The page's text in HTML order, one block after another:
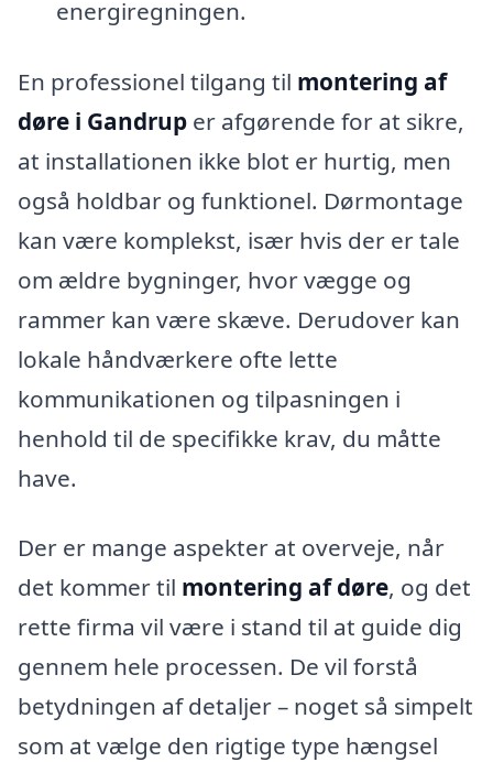
energiregningen.
En professionel tilgang til montering af
døre i Gandrup er afgørende for at sikre,
at installationen ikke blot er hurtig, men
også holdbar og funktionel. Dørmontage
kan være komplekst, især hvis der er tale
om ældre bygninger, hvor vægge og
rammer kan være skæve. Derudover kan
lokale håndværkere ofte lette
kommunikationen og tilpasningen i
henhold til de specifikke krav, du måtte
have.
Der er mange aspekter at overveje, når
det kommer til montering af døre, og det
rette firma vil være i stand til at guide dig
gennem hele processen. De vil forstå
betydningen af detaljer – noget så simpelt
som at vælge den rigtige type hængsel